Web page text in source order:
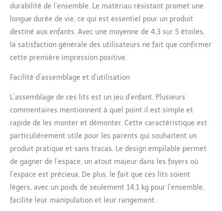
pour garder les enfants
en sécurité pendant la
sieste Rangement et
transport faciles :
lorsque le temps de
repos est terminé, les
être empilés jusqu'à 20
aux coins du lit gigognes
pour le rangement et
facilement rouler d'un
le jeu de roulettes inclus
Construit pour durer : les
lits de bébé faciles à
assembler contiennent
des poteaux en acier
robuste avec revêtement
en poudre et des coins
durabilité de l’ensemble. Le matériau résistant promet une
longue durée de vie, ce qui est essentiel pour un produit
destiné aux enfants. Avec une moyenne de 4,3 sur 5 étoiles,
la satisfaction générale des utilisateurs ne fait que confirmer
cette première impression positive.
Facilité d’assemblage et d’utilisation
L’assemblage de ces lits est un jeu d’enfant. Plusieurs
commentaires mentionnent à quel point il est simple et
rapide de les monter et démonter. Cette caractéristique est
particulièrement utile pour les parents qui souhaitent un
produit pratique et sans tracas. Le design empilable permet
de gagner de l’espace, un atout majeur dans les foyers où
l’espace est précieux. De plus, le fait que ces lits soient
légers, avec un poids de seulement 14,1 kg pour l’ensemble,
facilite leur manipulation et leur rangement.